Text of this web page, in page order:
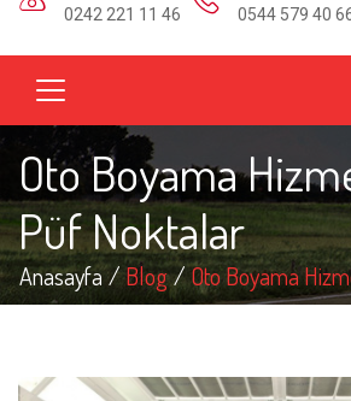
0242 221 11 46
0544 579 40
Oto Boyama
Püf Noktalar
Anasayfa Blog Oto Boyama